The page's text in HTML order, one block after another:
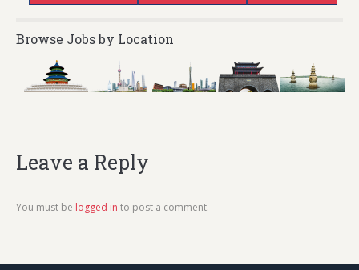
Browse Jobs by Location
Leave a Reply
You must be logged in to post a comment.